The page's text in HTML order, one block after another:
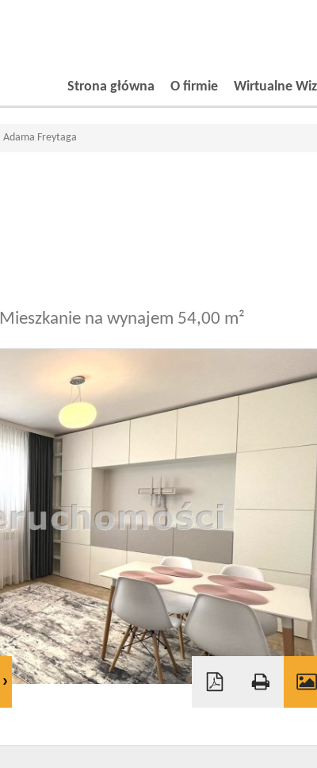
Strona główna O firmie Wirtualne
Adama Freytaga
Mieszkanie na wynajem 54,00 m²